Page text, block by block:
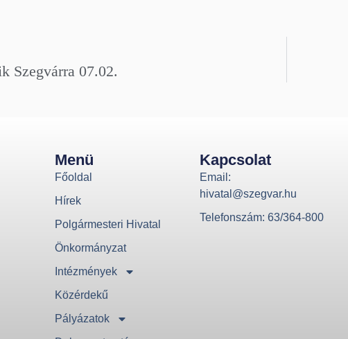
Szegvárra 07.02.
Menü
Főoldal
Hírek
Polgármesteri Hivatal
Önkormányzat
Intézmények
Közérdekű
Pályázatok
Kapcsolat
Email:
hivatal@szegvar.hu
Telefonszám: 63/364-800